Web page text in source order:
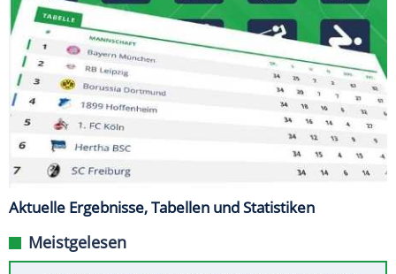
Aktuelle Ergebnisse, Tabellen und Statistiken
Meistgelesen